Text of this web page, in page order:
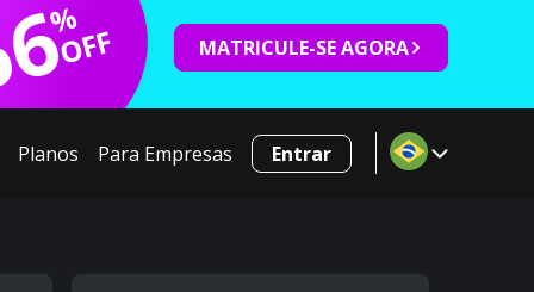
%
OFF MATRICULE-SE AGORA
Planos Para Empresas Entrar